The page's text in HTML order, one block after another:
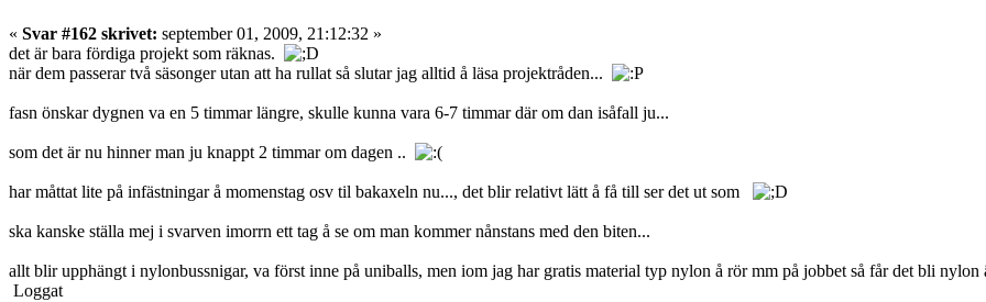
« Svar #162 skrivet: september 01, 2009, 21:12:32 »
det är bara fördiga projekt som räknas.
när dem passerar två säsonger utan att ha rullat så slutar jag alltid å läsa projektråden...
fasn önskar dygnen va en 5 timmar längre, skulle kunna vara 6-7 timmar där om dan isåfall ju...
som det är nu hinner man ju knappt 2 timmar om dagen ..
har måttat lite på infästningar å momenstag osv til bakaxeln nu..., det blir relativt lätt å få till ser det ut som
ska kanske ställa mej i svarven imorrn ett tag å se om man kommer nånstans med den biten...
allt blir upphängt i nylonbussnigar, va först inne på uniballs, men iom jag har gratis material typ nylon å rör mm på jobbet så får det bli nylon
Loggat